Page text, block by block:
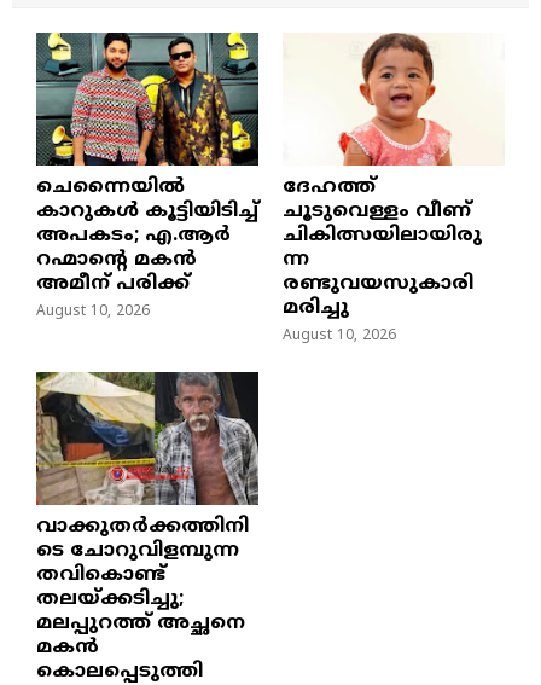
ചെന്നൈയിൽ
കാറുകൾ കൂട്ടിയിടിച്ച്
അപകടം; എ.ആർ
റഹ്മാൻ്റെ മകൻ
അമീന് പരിക്ക്
August 10, 2026
ദേഹത്ത്
ചൂടുവെള്ളം വീണ്
ചികിത്സയിലായിരു
ന്ന
രണ്ടുവയസുകാരി
മരിച്ചു
August 10, 2026
വാക്കുതർക്കത്തിനി
ടെ ചോറുവിളമ്പുന്ന
തവികൊണ്ട്
തലയ്ക്കടിച്ചു;
മലപ്പുറത്ത് അച്ഛനെ
മകൻ
കൊലപ്പെടുത്തി